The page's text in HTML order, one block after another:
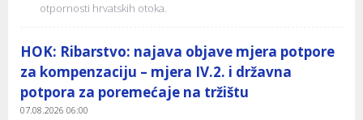
otpornosti hrvatskih otoka.
HOK: Ribarstvo: najava objave mjera potpore
za kompenzaciju – mjera IV.2. i državna
potpora za poremećaje na tržištu
07.08.2026 06:00